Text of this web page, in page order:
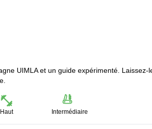
UIMLA et un guide expérimenté. Laissez-
Haut Intermédiaire